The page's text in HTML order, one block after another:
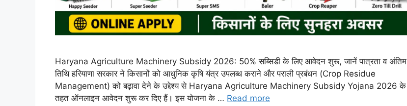
Haryana Agriculture Machinery Subsidy 2026: 50% सब्सिडी के लिए आवेदन शुरू, जानें पात्रता व अंतिम
तिथि हरियाणा सरकार ने किसानों को आधुनिक कृषि यंत्र उपलब्ध कराने और पराली प्रबंधन (Crop Residue
Management) को बढ़ावा देने के उद्देश्य से Haryana Agriculture Machinery Subsidy Yojana 2026 के
तहत ऑनलाइन आवेदन शुरू कर दिए हैं। इस योजना के … Read more